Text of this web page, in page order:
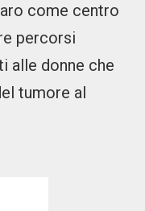
come centro
percorsi
alle donne che
tumore al